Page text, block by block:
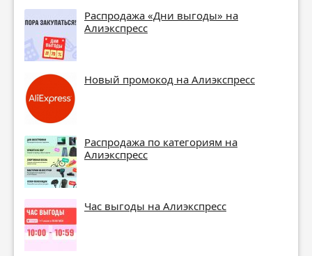
Распродажа «Дни выгоды» на
Алиэкспресс
Новый промокод на Алиэкспресс
Распродажа по категориям на
Алиэкспресс
Час выгоды на Алиэкспресс